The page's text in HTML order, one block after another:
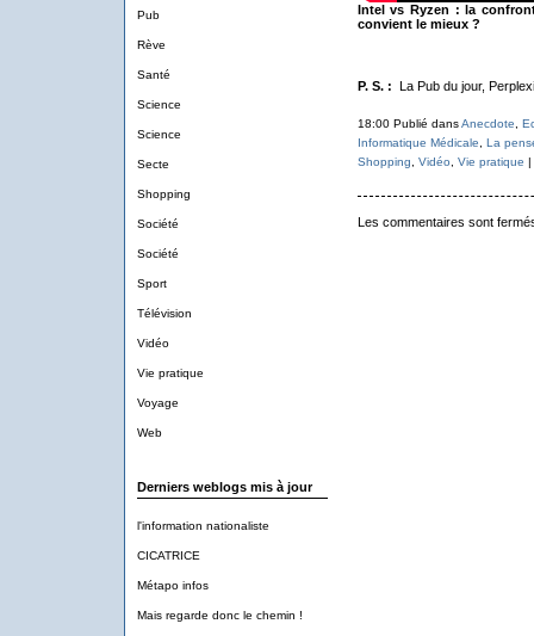
Pub
Rève
Santé
Science
Science
Secte
Shopping
Société
Société
Sport
Télévision
Vidéo
Vie pratique
Voyage
Web
Derniers weblogs mis à jour
l'information nationaliste
CICATRICE
Métapo infos
Mais regarde donc le chemin !
Intel vs Ryzen : la
convient le mieux ?
P. S. : La Pub du jour,
18:00 Publié dansAnecdote
Informatique Médicale
La
Shopping
Vidéo Vie pratique |
Les commentaires sont